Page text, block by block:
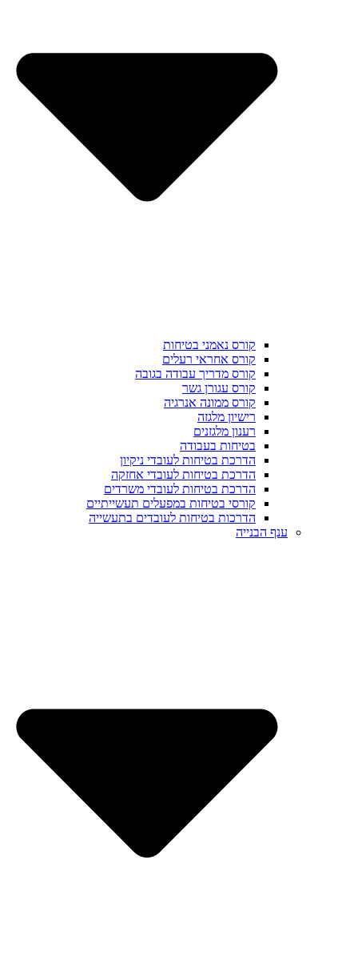
קורס נאמני בטיחות
קורס אחראי רעלים
קורס מדריך עבודה בגובה
קורס עגורן גשר
קורס ממונה אנרגיה
רישיון מלגזה
רענון מלגזנים
בטיחות בעבודה
הדרכת בטיחות לעובדי ניקיון
הדרכת בטיחות לעובדי אחזקה
הדרכת בטיחות לעובדי משרדים
קורסי בטיחות במפעלים תעשייתיים
הדרכות בטיחות לעובדים בתעשייה
ענף הבנייה